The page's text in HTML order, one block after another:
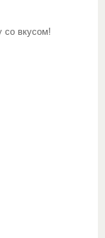
со вкусом!